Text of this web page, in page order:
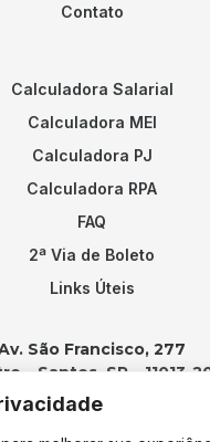
Contato
Calculadora Salarial
Calculadora MEI
Calculadora PJ
Calculadora RPA
FAQ
2ª Via de Boleto
Links Úteis
São Francisco, 277
– Santos, SP – 11013-
Contatos: